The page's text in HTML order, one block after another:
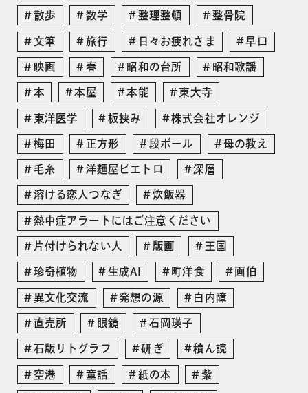
散歩 数学 整理整頓 整骨院
文筆 旅行 日々お疲れさま 早口
映画 春 昭和の台所 昭和歌謡
本 本屋 本能 東大寺
東洋医学 板挟み 株式会社オレンジ
梅田 正方形 段ボール 母の教え
毛糸 洋麺屋ピエトロ 深層
溶ける恋人つなぎ 炊飯器
熱中症アラートにはご注意ください
片付けられない人 版画 王国
珍奇植物 生成AI 町洋食 画伯
異文化交流 発想の源 白内障
直売所 眼鏡 石岡瑛子
石版リトグラフ 研ぎ 積ん読
空港 童話 紙の本 紫